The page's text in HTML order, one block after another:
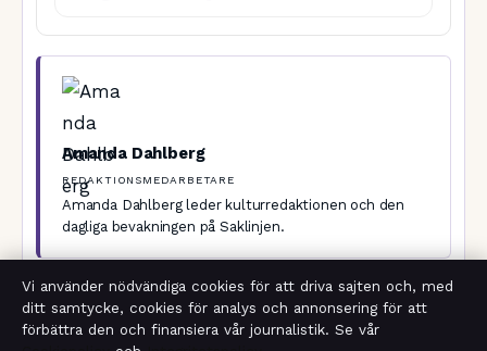
Amanda Dahlberg
REDAKTIONSMEDARBETARE
Amanda Dahlberg leder kulturredaktionen och den
dagliga bevakningen på Saklinjen.
KATEGORIER
REPORTAGE
WHEN WE WERE KINGS SPEL – RECENSION, REGLER,
GUIDE 2025
Vi använder nödvändiga cookies för att driva sajten och, med
ditt samtycke, cookies för analys och annonsering för att
förbättra den och finansiera vår journalistik. Se vår